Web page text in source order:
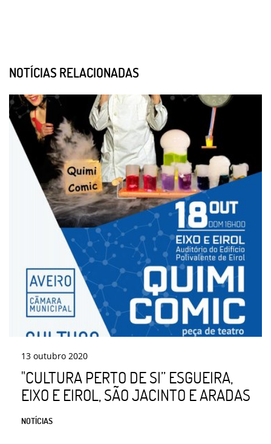
NOTÍCIAS RELACIONADAS
13 outubro 2020
"CULTURA PERTO DE SI” ESGUEIRA,
EIXO E EIROL, SÃO JACINTO E ARADAS
NOTÍCIAS